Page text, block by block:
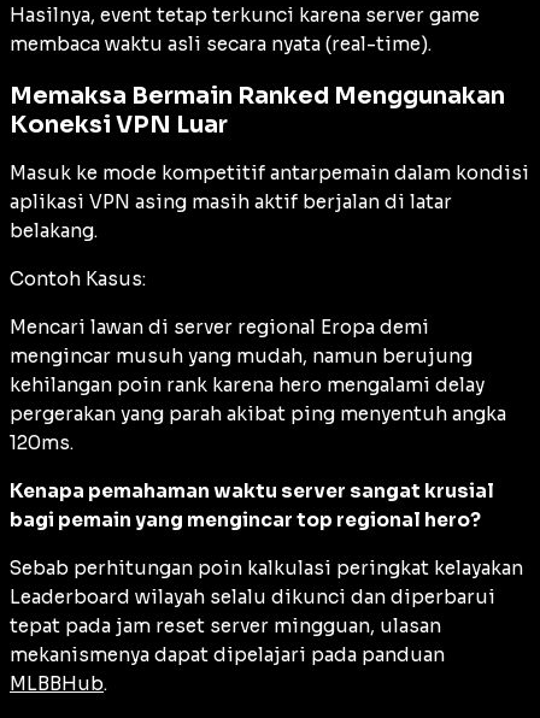
Hasilnya, event tetap terkunci karena server game
membaca waktu asli secara nyata (real-time).
Memaksa Bermain Ranked Menggunakan
Koneksi VPN Luar
Masuk ke mode kompetitif antarpemain dalam kondisi
aplikasi VPN asing masih aktif berjalan di latar
belakang.
Contoh Kasus:
Mencari lawan di server regional Eropa demi
mengincar musuh yang mudah, namun berujung
kehilangan poin rank karena hero mengalami delay
pergerakan yang parah akibat ping menyentuh angka
120ms.
Kenapa pemahaman waktu server sangat krusial
bagi pemain yang mengincar top regional hero?
Sebab perhitungan poin kalkulasi peringkat kelayakan
Leaderboard wilayah selalu dikunci dan diperbarui
tepat pada jam reset server mingguan, ulasan
mekanismenya dapat dipelajari pada panduan
MLBBHub.